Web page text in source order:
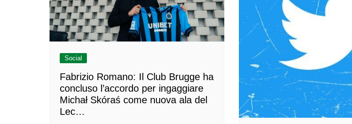
Social
Fabrizio Romano: Il Club Brugge ha
concluso l’accordo per ingaggiare
Michał Skóraś come nuova ala del
Lec…